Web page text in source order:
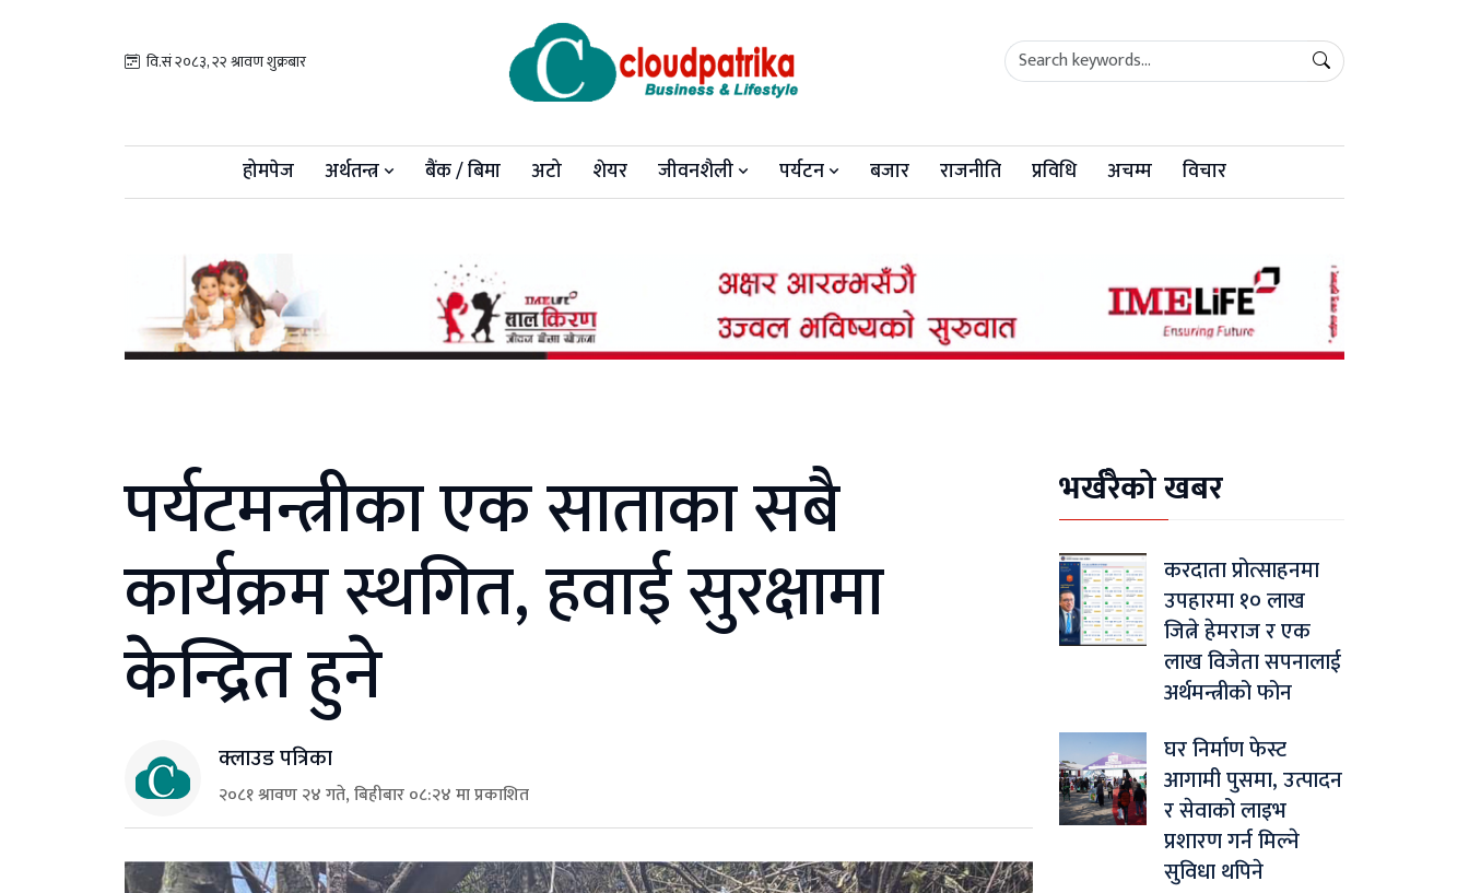
वि.सं २०८३, २२ श्रावण शुक्रबार
होमपेज अर्थतन्त्र बैंक / बिमा अटो शेयर जीवनशैली पर्यटन बजार राजनीति प्रविधि अचम्म विचार
पर्यटमन्त्रीका एक साताका सबै
कार्यक्रम स्थगित, हवाई सुरक्षामा
केन्द्रित हुने
क्लाउड पत्रिका
२०८१ श्रावण २४ गते, बिहीबार ०८:२४ मा प्रकाशित
भर्खरैको खबर
करदाता प्रोत्साहनमा
उपहारमा १० लाख
जित्ने हेमराज र एक
लाख विजेता सपनालाई
अर्थमन्त्रीको फोन
घर निर्माण फेस्ट
आगामी पुसमा, उत्पादन
र सेवाको लाइभ
प्रशारण गर्न मिल्ने
सुविधा थपिने